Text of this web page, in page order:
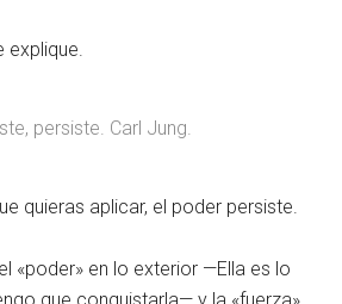
explique.
persiste. Carl Jung.
quieras aplicar, el poder persiste.
«poder» en lo exterior —Ella es lo